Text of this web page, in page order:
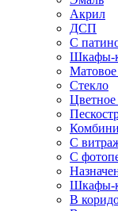
Акрил
ДСП
С
Шкафы-
Матовое
Стекло
Цветное
С
С
Шкафы-
В